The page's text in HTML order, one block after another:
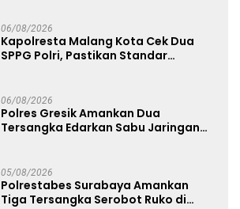
06/08/2026
Kapolresta Malang Kota Cek Dua
SPPG Polri, Pastikan Standar
06/08/2026
Polres Gresik Amankan Dua
Tersangka Edarkan Sabu Jaringan
05/08/2026
Polrestabes Surabaya Amankan
Tiga Tersangka Serobot Ruko di